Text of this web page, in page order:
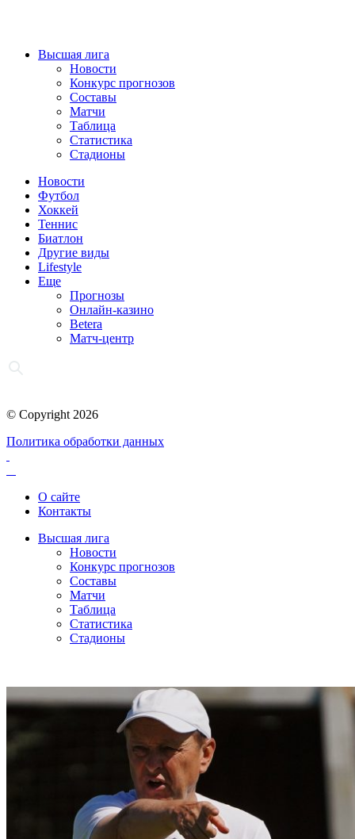
Высшая лига
Новости
Конкурс прогнозов
Составы
Матчи
Таблица
Статистика
Стадионы
Новости
Футбол
Хоккей
Теннис
Биатлон
Другие виды
Lifestyle
Еще
Прогнозы
Онлайн-казино
Betera
Матч-центр
© Copyright 2026
Политика обработки данных
О сайте
Контакты
Высшая лига
Новости
Конкурс прогнозов
Составы
Матчи
Таблица
Статистика
Стадионы